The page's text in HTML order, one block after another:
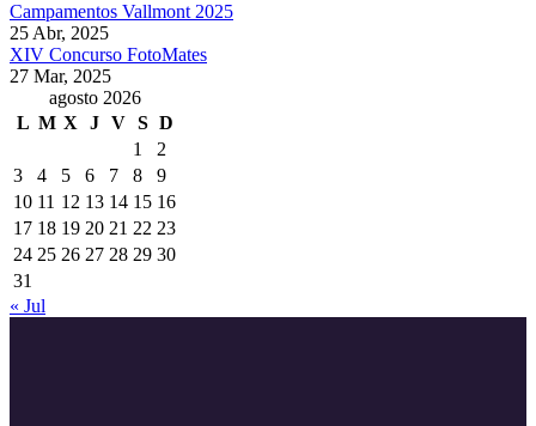
Campamentos Vallmont 2025
25 Abr, 2025
XIV Concurso FotoMates
27 Mar, 2025
agosto 2026
L M X J V S D
1
2
3
4 5 6 7 8
9
10 11 12 13 14 15 16
17 18 19 20 21 22 23
24 25 26 27 28 29 30
31
« Jul